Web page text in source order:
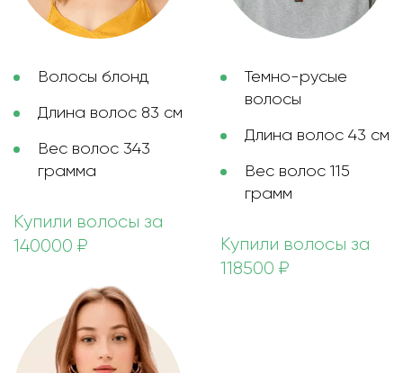
Волосы блонд
Длина волос 83 см
Вес волос 343
грамма
Купили волосы за
140000 ₽
Темно-русые
волосы
Длина волос 43 см
Вес волос 115
грамм
Купили волосы за
118500 ₽